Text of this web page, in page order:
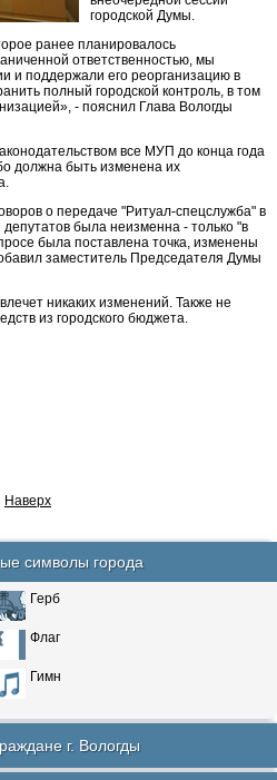
городской Думы.
ранее планировалось
ответственностью, мы
и поддержали его реорганизацию в
полный городской контроль, в том
- пояснил Глава Вологды
все МУП до конца года
должна быть изменена их
о передаче "Ритуал-спецслужба" в
была неизменна - только "в
была поставлена точка, изменены
заместитель Председателя Думы
никаких изменений. Также не
из городского бюджета.
Наверх
символы города
Герб
Флаг
Гимн
г. Вологды